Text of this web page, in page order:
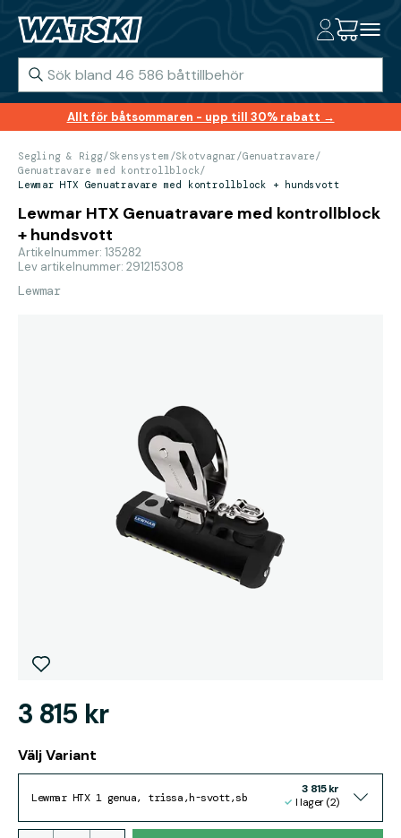
Allt för båtsommaren - upp till 30% rabatt →
Segling & Rigg/Skensystem /Skotvagnar/Genuatravare/
Genuatravare med kontrollblock/
Lewmar HTX Genuatravare med kontrollblock + hundsvott
Lewmar HTX Genuatravare med kontrollblock
+ hundsvott
Artikelnummer: 135282
Lev artikelnummer: 291215308
Lewmar
3 815 kr
Välj Variant
Lewmar HTX 1 genua, trissa,h-svott,sb
3 815 kr
I lager (2)